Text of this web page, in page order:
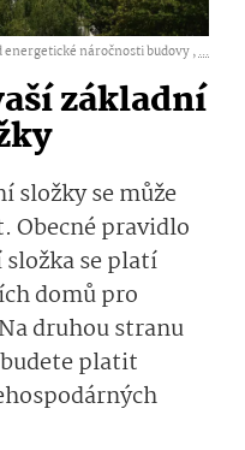
energetické náročnosti budovy ,...
základní
složky se může
Obecné pravidlo
se platí
domů pro
druhou stranu
platit